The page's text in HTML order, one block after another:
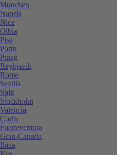
Munchen
Napels
Nice
Olbia
Pisa
Porto
Praag
Reykjavik
Rome
Sevilla
Split
Stockholm
Valencia
Corfu
Fuerteventura
Gran-Canaria
Ibiza